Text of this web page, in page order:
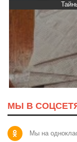
МЫ В
Мы на